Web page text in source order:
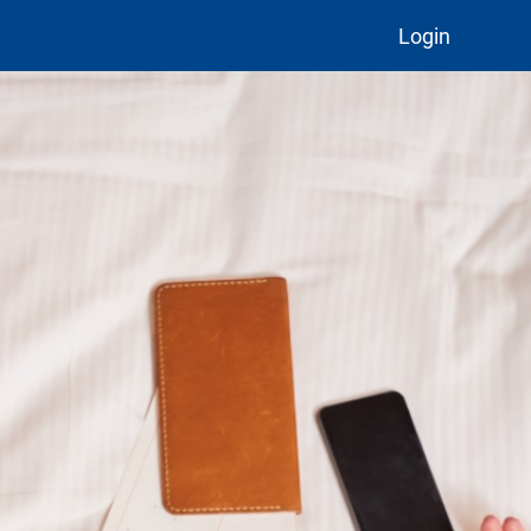
Login